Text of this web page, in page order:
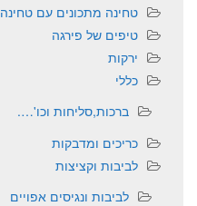
טחינה מתכונים עם טחינה
טיפים של פירגה
ירקות
כללי
ברכות,סליחות וכו'….
כריכים ומדבקות
לביבות וקציצות
לביבות ונגיסים אפויים